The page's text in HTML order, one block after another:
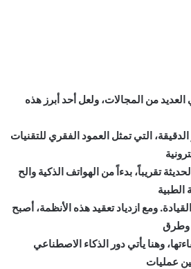
من المجالات، ولعل أحد أبرز هذه
الدقيقة، التي تمثل العمود الفقري للتقنيات
تقريباً، بدءاً من الهواتف الذكية والح
الطبية
ومع ازدياد تعقيد هذه الأنظمة، أصبح
وطرق
وهنا يأتي دور الذكاء الاصطناعي
عمليات